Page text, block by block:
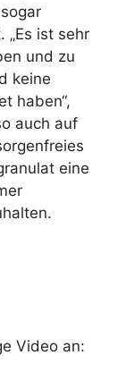
„Es ist sehr
und zu
keine
haben“,
auch auf
eine
Video an: